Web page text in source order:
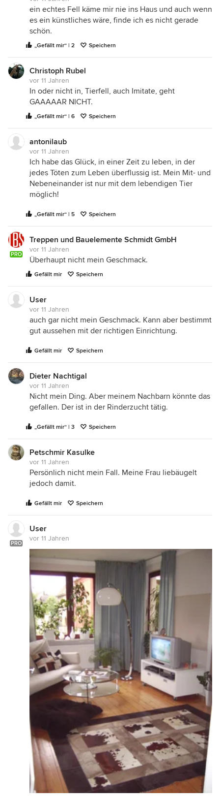
ein echtes Fell käme mir nie ins Haus und auch wenn
es ein künstliches wäre, finde ich es nicht gerade
schön.
„Gefällt mir“ | 2 Speichern
Christoph Rubel
vor 11 Jahren
In oder nicht in, Tierfell, auch Imitate, geht
GAAAAAR NICHT.
„Gefällt mir“ | 6 Speichern
antonilaub
vor 11 Jahren
Ich habe das Glück, in einer Zeit zu leben, in der
jedes Töten zum Leben überflussig ist. Mein Mit- und
Nebeneinander ist nur mit dem lebendigen Tier
möglich!
„Gefällt mir“ | 5 Speichern
PRO
Treppen und Bauelemente Schmidt GmbH
vor 11 Jahren
Überhaupt nicht mein Geschmack.
Gefällt mir Speichern
User
vor 11 Jahren
auch gar nicht mein Geschmack. Kann aber bestimmt
gut aussehen mit der richtigen Einrichtung.
Gefällt mir Speichern
Dieter Nachtigal
vor 11 Jahren
Nicht mein Ding. Aber meinem Nachbarn könnte das
gefallen. Der ist in der Rinderzucht tätig.
„Gefällt mir“ | 3 Speichern
Petschmir Kasulke
vor 11 Jahren
Persönlich nicht mein Fall. Meine Frau liebäugelt
jedoch damit.
Gefällt mir Speichern
PRO
User
vor 11 Jahren